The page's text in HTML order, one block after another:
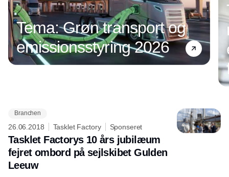
Tema: Grøn transport og
emissionsstyring 2026
Branchen
26.06.2018 Tasklet Factory Sponseret
Tasklet Factorys 10 års jubilæum
fejret ombord på sejlskibet Gulden
Leeuw